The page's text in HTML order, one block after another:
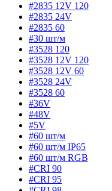
#2835 12V 120
#2835 24V
#2835 60
#30 шт/м
#3528 120
#3528 12V 120
#3528 12V 60
#3528 24V
#3528 60
#36V
#48V
#5V
#60 шт/м
#60 шт/м IP65
#60 шт/м RGB
#CRI 90
#CRI 95